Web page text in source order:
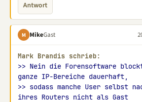
Antwort
M MikeGast
Mark Brandis schrieb:
>> Nein die Forensoftware
ganze IP-Bereiche dauerhaft,
>> sodass manche User selbst
ihres Routers nicht als Gast